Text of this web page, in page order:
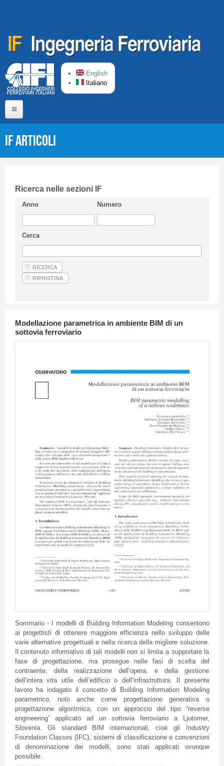
English
Italiano
CIFI in breve
Linee Guida
Privacy Policy
Articoli
IF Articoli
Ricerca nelle sezioni IF
Anno Numero
Cerca
Modellazione parametrica in ambiente BIM di un
sottovia ferroviario
Sommario - I modelli di Building Information Modeling consentono
ai progettisti di ottenere maggiore efficienza nello sviluppo delle
varie alternative progettuali e nella ricerca della migliore soluzione.
Il contenuto informativo di tali modelli non si limita a supportare la
fase di progettazione, ma prosegue nelle fasi di scelta del
contraente, della realizzazione dell’opera, e della gestione
dell’intera vita utile dell’edificio o dell’infrastruttura. Il presente
lavoro ha indagato il concetto di Building Information Modeling
parametrico, noto anche come progettazione generativa o
progettazione algoritmica, con un approccio del tipo “reverse
engineering” applicato ad un sottovia ferroviario a Ljutomer,
Slovenia. Gli standard BIM internazionali, cioè gli Industry
Foundation Classes (IFC), sistemi di classificazione e convenzioni
di denominazione dei modelli, sono stati applicati ovunque
possibile.